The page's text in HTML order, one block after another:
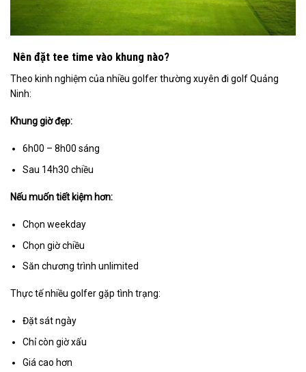
Nên đặt tee time vào khung nào?
Theo kinh nghiệm của nhiều golfer thường xuyên đi golf Quảng
Ninh:
Khung giờ đẹp:
6h00 – 8h00 sáng
Sau 14h30 chiều
Nếu muốn tiết kiệm hơn:
Chọn weekday
Chọn giờ chiều
Săn chương trình unlimited
Thực tế nhiều golfer gặp tình trạng:
Đặt sát ngày
Chỉ còn giờ xấu
Giá cao hơn